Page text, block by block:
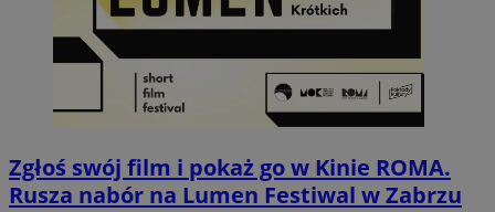
Zgłoś swój film i pokaż go w Kinie ROMA.
Rusza nabór na Lumen Festiwal w Zabrzu